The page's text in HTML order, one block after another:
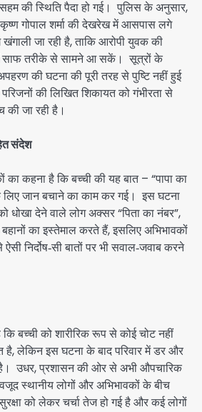
की स्थिति पैदा हो गई। पुलिस के अनुसार,
कृष्ण गोपाल शर्मा की देखरेख में आसपास लगे
जा रही है, ताकि आरोपी युवक की
साफ तरीके से सामने आ सकें। सूत्रों के
की घटना की पूरी तरह से पुष्टि नहीं हुई
की लिखित शिकायत को गंभीरता से
जा रही है।
संदेश
का कहना है कि बच्ची की यह बात – “पापा का
जान बचाने का काम कर गई। इस घटना
धोखा देने वाले लोग अक्सर “पिता का नंबर”,
का इस्तेमाल करते हैं, इसलिए अभिभावकों
निर्दोष‑सी बातों पर भी सवाल‑जवाब करने
बच्ची को शारीरिक रूप से कोई चोट नहीं
है, लेकिन इस घटना के बाद परिवार में डर और
है। उधर, प्रशासन की ओर से अभी औपचारिक
स्थानीय लोगों और अभिभावकों के बीच
को लेकर चर्चा तेज हो गई है और कई लोगों